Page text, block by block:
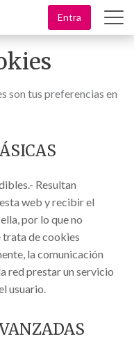
Entra
son tus preferencias en
Resultan
web y recibir el
por lo que no
trata de cookies
la comunicación
red prestar un servicio
usuario.